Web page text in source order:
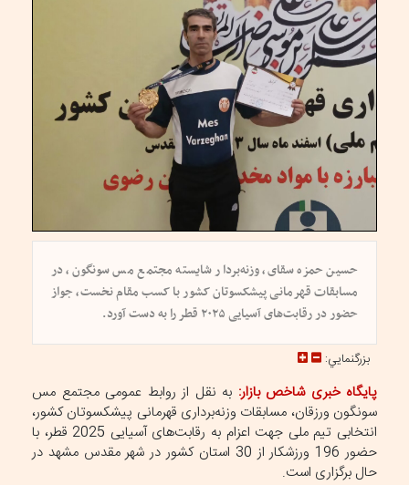
حسین حمزه سقای، وزنه‌بردار شایسته مجتمع مس سونگون، در
مسابقات قهرمانی پیشکسوتان کشور با کسب مقام نخست، جواز
حضور در رقابت‌های آسیایی ۲۰۲۵ قطر را به دست آورد.
بزرگنمايي:
پایگاه خبری شاخص بازار: به نقل از روابط عمومی مجتمع مس
سونگون ورزقان، مسابقات وزنه‌برداری قهرمانی پیشکسوتان کشور،
انتخابی تیم ملی جهت اعزام به رقابت‌های آسیایی 2025 قطر، با
حضور 196 ورزشکار از 30 استان کشور در شهر مقدس مشهد در
حال برگزاری است.